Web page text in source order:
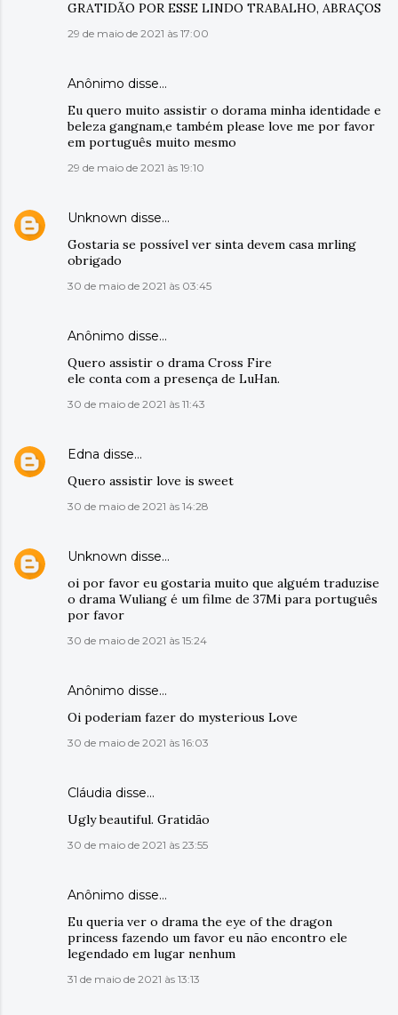
GRATIDÃO POR ESSE LINDO TRABALHO, ABRAÇOS
29 de maio de 2021 às 17:00
Anônimo disse…
Eu quero muito assistir o dorama minha identidade e
beleza gangnam,e também please love me por favor
em português muito mesmo
29 de maio de 2021 às 19:10
Unknown disse…
Gostaria se possível ver sinta devem casa mrling
obrigado
30 de maio de 2021 às 03:45
Anônimo disse…
Quero assistir o drama Cross Fire
ele conta com a presença de LuHan.
30 de maio de 2021 às 11:43
Edna disse…
Quero assistir love is sweet
30 de maio de 2021 às 14:28
Unknown disse…
oi por favor eu gostaria muito que alguém traduzise
o drama Wuliang é um filme de 37Mi para português
por favor
30 de maio de 2021 às 15:24
Anônimo disse…
Oi poderiam fazer do mysterious Love
30 de maio de 2021 às 16:03
Cláudia disse…
Ugly beautiful. Gratidão
30 de maio de 2021 às 23:55
Anônimo disse…
Eu queria ver o drama the eye of the dragon
princess fazendo um favor eu não encontro ele
legendado em lugar nenhum
31 de maio de 2021 às 13:13